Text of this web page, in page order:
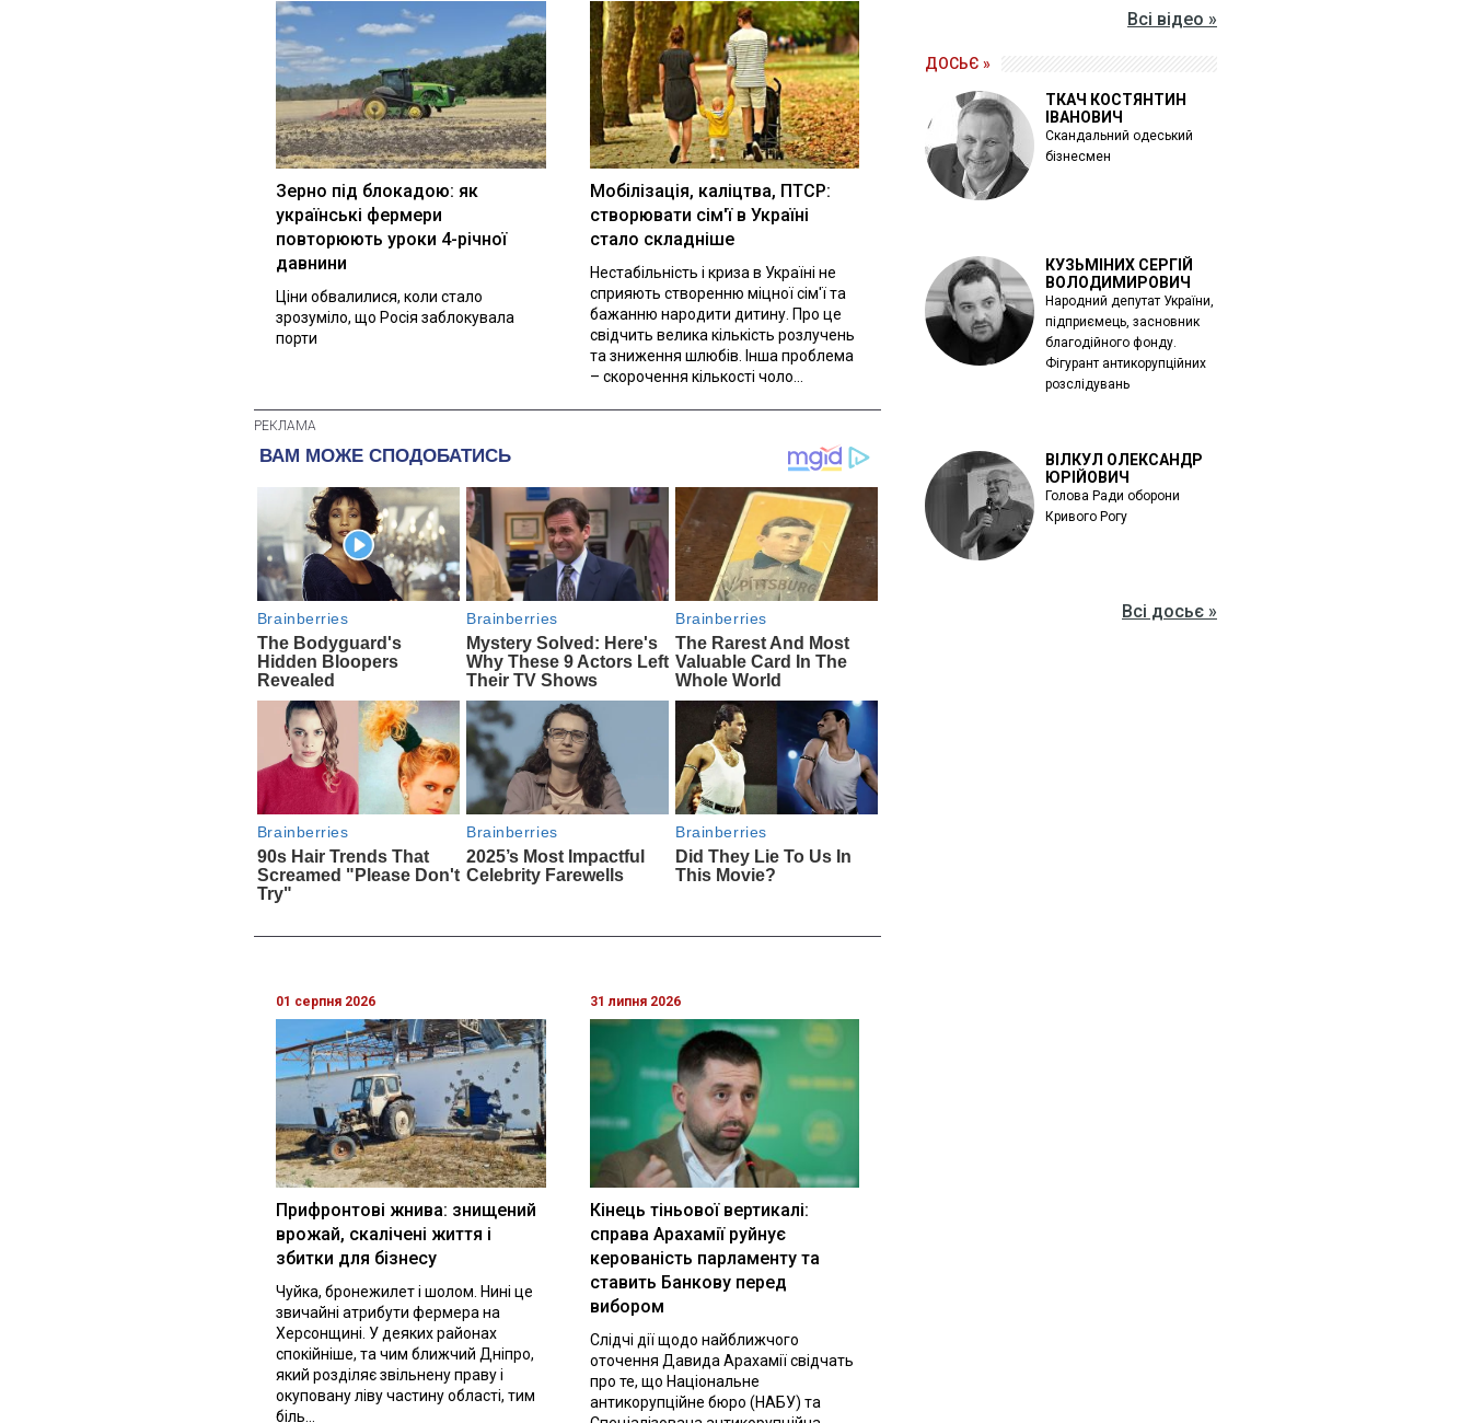
Зерно під блокадою: як
українські фермери
повторюють уроки 4-річної
давнини
Ціни обвалилися, коли стало
зрозуміло, що Росія заблокувала
порти
Мобілізація, каліцтва, ПТСР:
створювати сім'ї в Україні
стало складніше
Нестабільність і криза в Україні не
сприяють створенню міцної сім'ї та
бажанню народити дитину. Про це
свідчить велика кількість розлучень
та зниження шлюбів. Інша проблема
– скорочення кількості чоло...
01 серпня 2026
Прифронтові жнива: знищений
врожай, скалічені життя і
збитки для бізнесу
Чуйка, бронежилет і шолом. Нині це
звичайні атрибути фермера на
Херсонщині. У деяких районах
спокійніше, та чим ближчий Дніпро,
який розділяє звільнену праву і
окуповану ліву частину області, тим
біль...
31 липня 2026
Кінець тіньової вертикалі:
справа Арахамії руйнує
керованість парламенту та
ставить Банкову перед
вибором
Слідчі дії щодо найближчого
оточення Давида Арахамії свідчать
про те, що Національне
антикорупційне бюро (НАБУ) та
Всі відео »
ДОСЬЄ »
ТКАЧ КОСТЯНТИН
ІВАНОВИЧ
Скандальний одеський
бізнесмен
КУЗЬМІНИХ СЕРГІЙ
ВОЛОДИМИРОВИЧ
Народний депутат України,
підприємець, засновник
благодійного фонду.
Фігурант антикорупційних
розслідувань
ВІЛКУЛ ОЛЕКСАНДР
ЮРІЙОВИЧ
Голова Ради оборони
Кривого Рогу
Всі досьє »